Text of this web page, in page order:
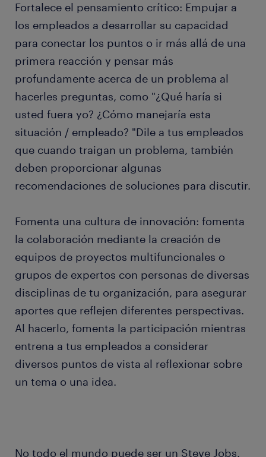
Fortalece el pensamiento crítico: Empujar a
los empleados a desarrollar su capacidad
para conectar los puntos o ir más allá de una
primera reacción y pensar más
profundamente acerca de un problema al
hacerles preguntas, como "¿Qué haría si
usted fuera yo? ¿Cómo manejaría esta
situación / empleado? "Dile a tus empleados
que cuando traigan un problema, también
deben proporcionar algunas
recomendaciones de soluciones para discutir.
Fomenta una cultura de innovación: fomenta
la colaboración mediante la creación de
equipos de proyectos multifuncionales o
grupos de expertos con personas de diversas
disciplinas de tu organización, para asegurar
aportes que reflejen diferentes perspectivas.
Al hacerlo, fomenta la participación mientras
entrena a tus empleados a considerar
diversos puntos de vista al reflexionar sobre
un tema o una idea.
No todo el mundo puede ser un Steve Jobs.